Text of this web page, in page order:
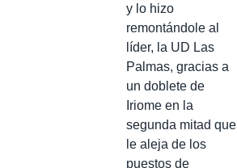
y lo hizo
remontándole al
líder, la UD Las
Palmas, gracias a
un doblete de
Iriome en la
segunda mitad que
le aleja de los
puestos de